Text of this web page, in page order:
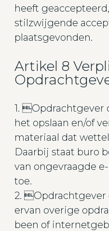
heeft
stilzwijgende
plaatsgevonden.
Artikel 8
1. Opdrachtgever
het opslaan en/of
materiaal dat
Daarbij staat buro
van ongevraagde
toe.
2. Opdrachtgever
ervan overige
been of